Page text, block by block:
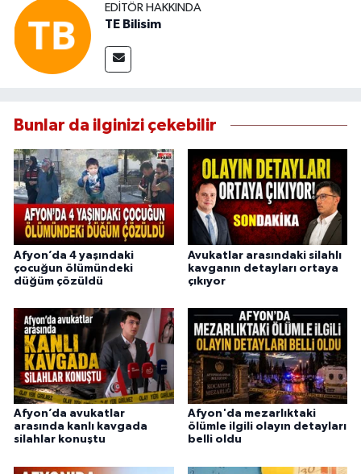
EDITÖR HAKKINDA
TE Bilisim
Bunlar da ilginizi çekebilir
Afyon’da 4 yaşındaki
çocuğun ölümündeki
düğüm çözüldü
Avukatlar arasındaki silahlı
kavganın detayları ortaya
çıkıyor
Afyon’da avukatlar
arasında kanlı kavgada
silahlar konuştu
Afyon'da mezarlıktaki
ölümle ilgili olayın detayları
belli oldu